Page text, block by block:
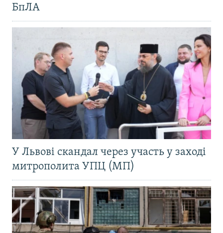
БпЛА
У Львові скандал через участь у заході
митрополита УПЦ (МП)